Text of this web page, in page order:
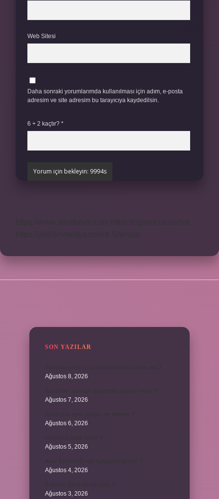
Web Sitesi
Daha sonraki yorumlarımda kullanılması için adım, e-posta
adresim ve site adresim bu tarayıcıya kaydedilsin.
6 + 2 kaçtır? *
SON YAZILAR
Ağustos 8, 2026
Ağustos 7, 2026
Ağustos 6, 2026
Ağustos 5, 2026
Ağustos 4, 2026
Ağustos 3, 2026